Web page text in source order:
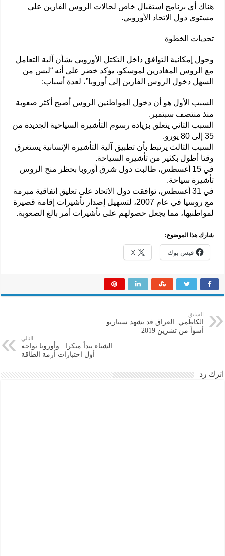
هناك أي برنامج استقبال خاص لحالات الروس الفارين على
مستوى دول الاتحاد الأوروبي.
تحديات الخطوة
وحول إمكانية التوافق داخل التكتل الأوروبي بشأن آلية التعامل
مع الروس المغادرين لموسكو، يؤكد خضر على أنه “ليس من
السهل دخول الروس الفارين إلى أوروبا”، لعدة أسباب:
السبب الأول هو أن دخول المواطنين الروس أصبح أكثر صعوبة
منذ منتصف سبتمبر.
السبب الثاني يتعلق بزيادة رسوم التأشيرة السياحية الجديدة من
35 إلى 80 يورو.
السبب الثالث يرتبط بأن تطبيق آلية التأشيرة الإنسانية يستغرق
وقتا أطول بكثير من تأشيرة السياحة.
في 15 أغسطس، طالبت دول شرق أوروبا بحظر منح الروس
تأشيرة سياحة.
في 31 أغسطس، توافقت دول الاتحاد على تعليق اتفاقية مبرمة
مع روسيا في عام 2007، لتسهيل إصدار تأشيرات إقامة قصيرة
لمواطنيها، مما يجعل حصولهم على تأشيرات أمر بالغ الصعوبة.
شارك هذا الموضوع:
فيس بوك X
السابق
الكاظمي: العراق قد يشهد سيناريو
أسوأ من تشرين 2019
التالي
الشتاء يبدأ مبكرا.. وأوروبا تواجه
أول اختبارات أزمة الطاقة
اترك رد